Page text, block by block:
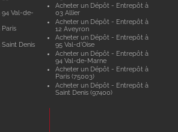
Val-de-
Denis
Acheter un Dépôt - Entrepôt à
03 Allier
Acheter un Dépôt - Entrepôt à
12 Aveyron
Acheter un Dépôt - Entrepôt à
95 Val-d'Oise
Acheter un Dépôt - Entrepôt à
94 Val-de-Marne
Acheter un Dépôt - Entrepôt à
Paris (75003)
Acheter un Dépôt - Entrepôt à
Saint Denis (97400)